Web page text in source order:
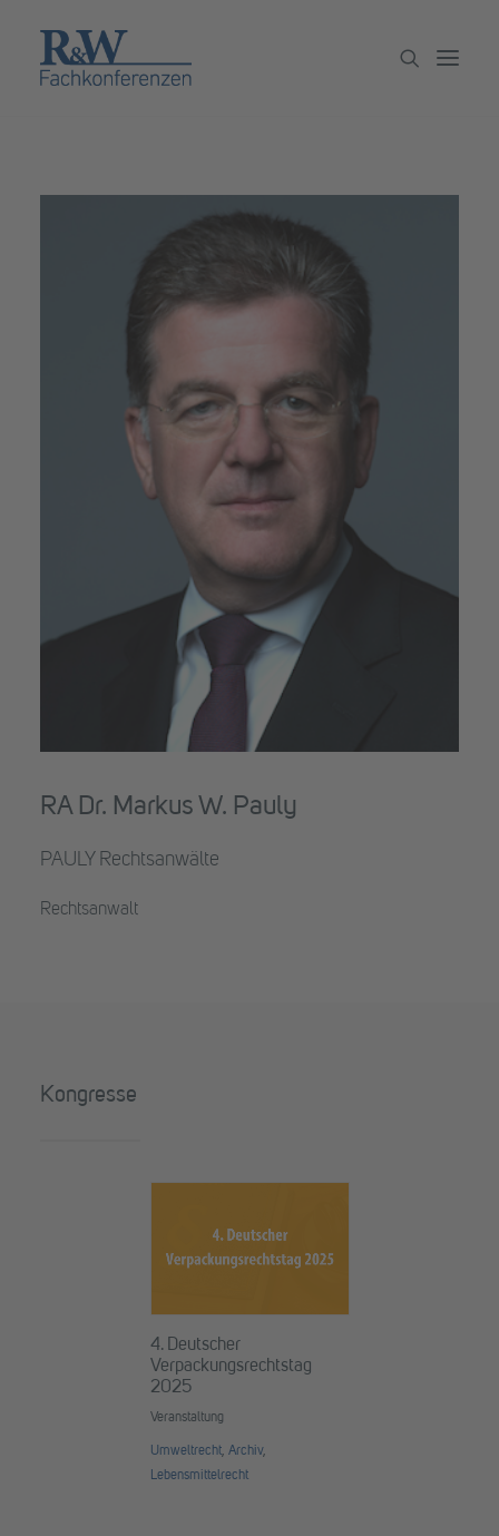
Partner werden
Newsletter
Archiv
RA Dr. Markus W. Pauly
PAULY Rechtsanwälte
Rechtsanwalt
Kongresse
4. Deutscher
Verpackungsrechtstag
2025
Veranstaltung
Umweltrecht, Archiv,
Lebensmittelrecht